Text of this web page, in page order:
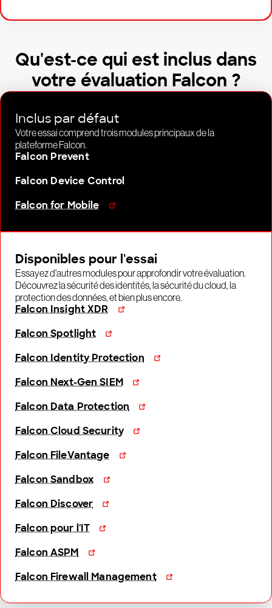
Qu'est-ce qui est inclus dans
votre évaluation Falcon ?
Inclus par défaut
Votre essai comprend trois modules principaux de la
plateforme Falcon.
Falcon Prevent
Falcon Device Control
Falcon for Mobile
Disponibles pour l'essai
Essayez d'autres modules pour approfondir votre évaluation.
Découvrez la sécurité des identités, la sécurité du cloud, la
protection des données, et bien plus encore.
Falcon Insight XDR
Falcon Spotlight
Falcon Identity Protection
Falcon Next-Gen SIEM
Falcon Data Protection
Falcon Cloud Security
Falcon FileVantage
Falcon Sandbox
Falcon Discover
Falcon pour l'IT
Falcon ASPM
Falcon Firewall Management